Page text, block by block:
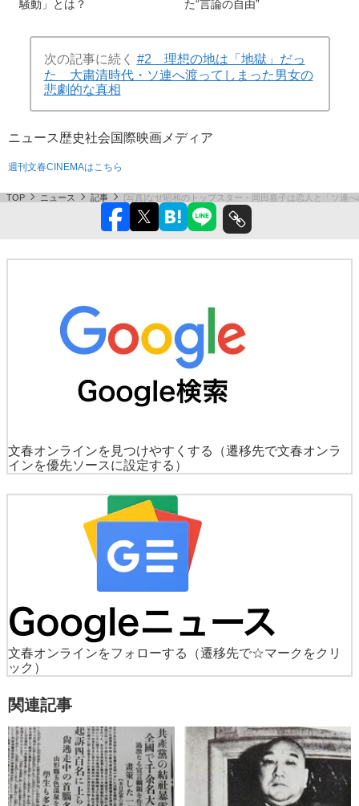
騒動」とは？ た“言論の自由”
次の記事に続く #2 理想の地は「地獄」だっ
た 大粛清時代・ソ連へ渡ってしまった男女の
悲劇的な真相
ニュース歴史社会国際映画 メディア
週刊文春CINEMAはこちら
TOP ニュース 記事 [写真]なぜ昭和のトップスター・岡田嘉子は恋人と「ソ連
文春オンラインを見つけやすくする
（遷移先で文春オンラ
インを優先ソースに設定する）
文春オンラインをフォローする
（遷移先で☆マークをクリ
ック）
関連記事